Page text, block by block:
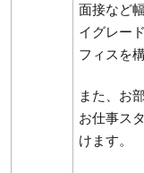
面接など
イグレー
フィスを
また、お
お仕事ス
けます。